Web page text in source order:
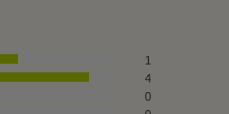
1
4
0